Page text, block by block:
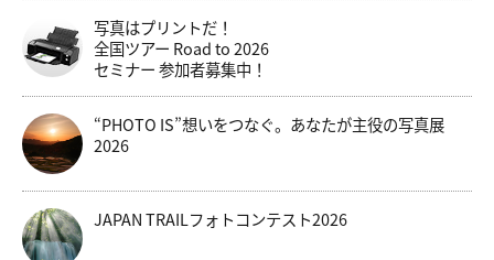
写真はプリントだ！
全国ツアー Road to 2026
セミナー 参加者募集中！
“PHOTO IS”想いをつなぐ。あなたが主役の写真展
2026
JAPAN TRAILフォトコンテスト2026